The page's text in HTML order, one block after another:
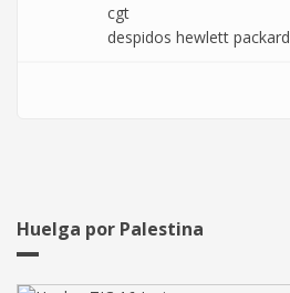
cgt
despidos hewlett packard
Huelga por Palestina